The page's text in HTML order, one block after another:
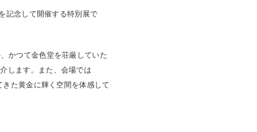
記念して開催する特別展で
かつて金色堂を荘厳していた
します。また、会場では
た黄金に輝く空間を体感して